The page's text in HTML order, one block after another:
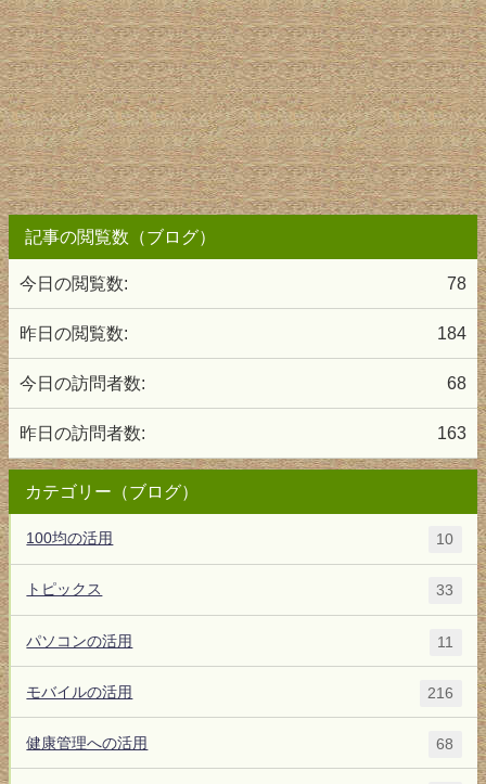
記事の閲覧数（ブログ）
78
今日の閲覧数:
184
昨日の閲覧数:
68
今日の訪問者数:
163
昨日の訪問者数:
カテゴリー（ブログ）
100均の活用 10
トピックス 33
パソコンの活用 11
モバイルの活用 216
健康管理への活用 68